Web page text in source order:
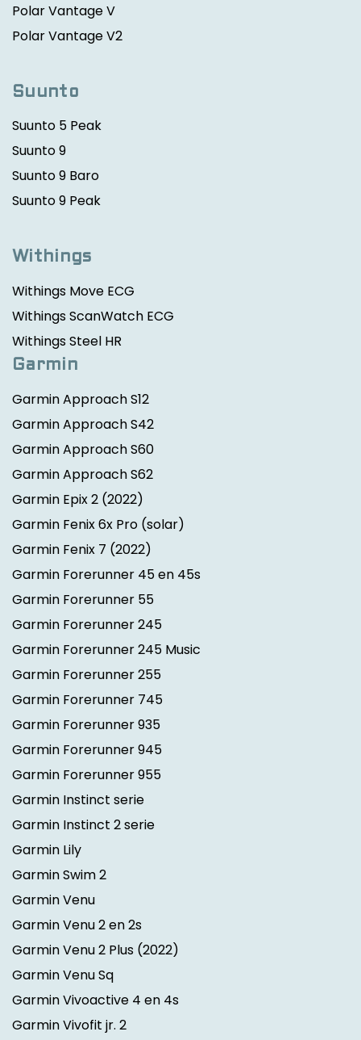
Polar Vantage V
Polar Vantage V2
Suunto
Suunto 5 Peak
Suunto 9
Suunto 9 Baro
Suunto 9 Peak
Withings
Withings Move ECG
Withings ScanWatch ECG
Withings Steel HR
Garmin
Garmin Approach S12
Garmin Approach S42
Garmin Approach S60
Garmin Approach S62
Garmin Epix 2 (2022)
Garmin Fenix 6x Pro (solar)
Garmin Fenix 7 (2022)
Garmin Forerunner 45 en 45s
Garmin Forerunner 55
Garmin Forerunner 245
Garmin Forerunner 245 Music
Garmin Forerunner 255
Garmin Forerunner 745
Garmin Forerunner 935
Garmin Forerunner 945
Garmin Forerunner 955
Garmin Instinct serie
Garmin Instinct 2 serie
Garmin Lily
Garmin Swim 2
Garmin Venu
Garmin Venu 2 en 2s
Garmin Venu 2 Plus (2022)
Garmin Venu Sq
Garmin Vivoactive 4 en 4s
Garmin Vivofit jr. 2